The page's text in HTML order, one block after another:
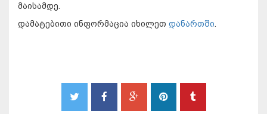
მაისამდე.
დამატებითი ინფორმაცია იხილეთ დანართში.